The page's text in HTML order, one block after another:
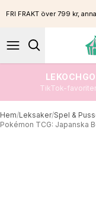
FRI FRAKT över 799 kr,
TikTok-
Hem/Leksaker/Spel &
Pokémon TCG: Japanska